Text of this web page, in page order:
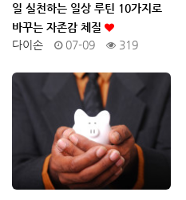
일 실천하는 일상 루틴 10가지로
바꾸는 자존감 체질
다이손
07-09 319